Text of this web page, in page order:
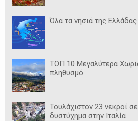
Όλα τα νησιά της
ΤΟΠ 10 Μεγαλύτερα
πληθυσμό
Τουλάχιστον 23 νεκροί
δυστύχημα στην Ιταλία